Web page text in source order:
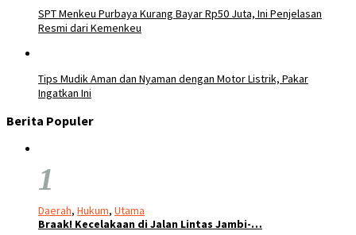
SPT Menkeu Purbaya Kurang Bayar Rp50 Juta, Ini Penjelasan
Resmi dari Kemenkeu
Tips Mudik Aman dan Nyaman dengan Motor Listrik, Pakar
Ingatkan Ini
Berita Populer
1
Daerah, Hukum, Utama
Braak! Kecelakaan di Jalan Lintas Jambi-…